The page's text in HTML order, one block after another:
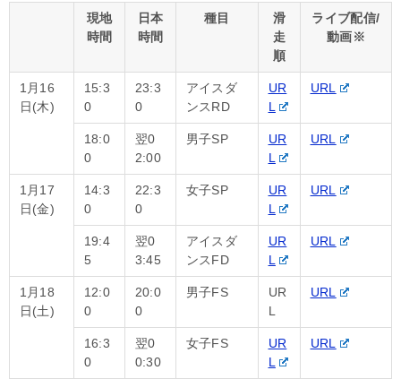
現地
時間
日本
時間
種目
滑
走
順
ライブ配信/
動画※
1月16
日(木)
15:3
0
23:3
0
アイスダ
ンスRD
UR
L
URL
18:0
0
翌0
2:00
男子SP
UR
L
URL
1月17
日(金)
14:3
0
22:3
0
女子SP
UR
L
URL
19:4
5
翌0
3:45
アイスダ
ンスFD
UR
L
URL
1月18
日(土)
12:0
0
20:0
0
男子FS
UR
L
URL
16:3
0
翌0
0:30
女子FS
UR
L
URL